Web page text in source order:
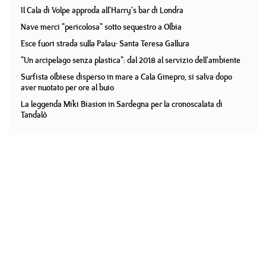
Il Cala di Volpe approda all'Harry's bar di Londra
Nave merci "pericolosa" sotto sequestro a Olbia
Esce fuori strada sulla Palau- Santa Teresa Gallura
"Un arcipelago senza plastica": dal 2018 al servizio dell'ambiente
Surfista olbiese disperso in mare a Cala Ginepro, si salva dopo
aver nuotato per ore al buio
La leggenda Miki Biasion in Sardegna per la cronoscalata di
Tandalò